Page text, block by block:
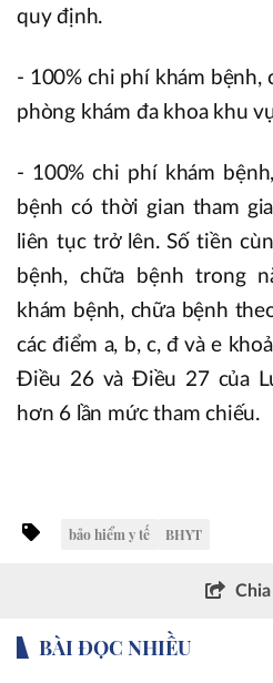
quy định.
- 100% chi phí khám bệnh,
phòng khám đa khoa khu
- 100% chi phí khám
bệnh có thời gian tham
liên tục trở lên. Số tiền
bệnh, chữa bệnh trong
khám bệnh, chữa bệnh
các điểm a, b, c, đ và e
Điều 26 và Điều 27 của
hơn 6 lần mức tham chiếu.
bảo hiểm y tế BHYT
Chia
BÀI ĐỌC NHIỀU